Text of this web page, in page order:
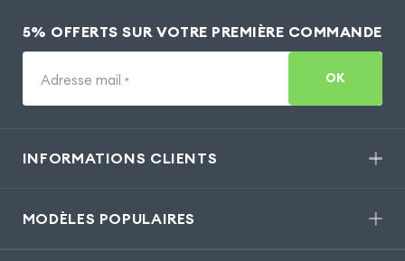
5% OFFERTS SUR VOTRE PREMIÈRE COMMANDE
Adresse mail * OK
INFORMATIONS CLIENTS
MODÈLES POPULAIRES